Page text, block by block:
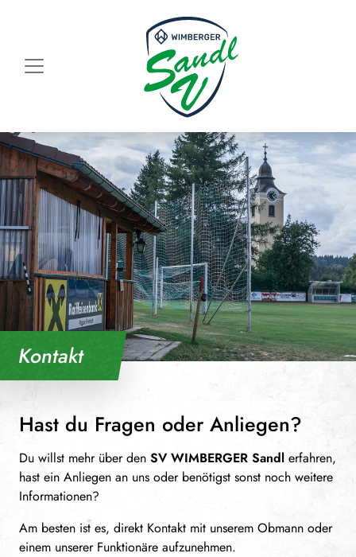
Kontakt
Hast du Fragen oder Anliegen?
Du willst mehr über den SV WIMBERGER Sandl erfahren,
hast ein Anliegen an uns oder benötigst sonst noch weitere
Informationen?
Am besten ist es, direkt Kontakt mit unserem Obmann oder
einem unserer Funktionäre aufzunehmen.